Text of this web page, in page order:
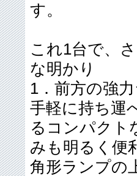
す。
これ1台で、
な明かり
1．前方の強
手軽に持ち運
るコンパクト
みも明るく便
角形ランプの